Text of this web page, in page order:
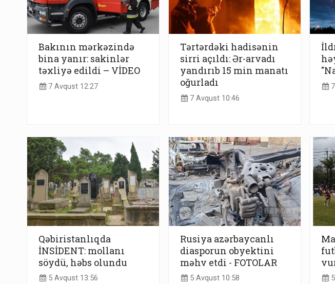
Bakının mərkəzində
bina yanır: sakinlər
təxliyə edildi – VİDEO
7 Avqust 12:27
Tərtərdəki hadisənin
sirri açıldı: Ər-arvadı
yandırıb 15 min manatı
oğurladı
7 Avqust 10:46
Qəbiristanlıqda
İNSİDENT: mollanı
söydü, həbs olundu
5 Avqust 13:56
Rusiya azərbaycanlı
diasporun obyektini
məhv etdi - FOTOLAR
5 Avqust 10:58